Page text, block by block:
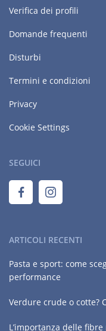
Verifica dei profili
Domande frequenti
Disturbi
Termini e condizioni
Privacy
Cookie Settings
SEGUICI
ARTICOLI RECENTI
Pasta e sport: come
performance
Verdure crude o cotte?
L’importanza delle